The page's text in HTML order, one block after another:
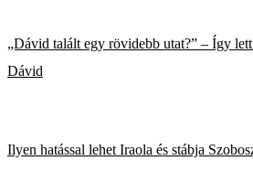
„Dávid talált egy rövidebb utat?” – Így
Dávid
Ilyen hatással lehet Iraola és stábja